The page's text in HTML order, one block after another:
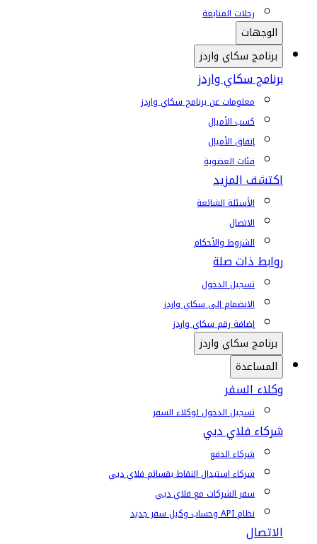
رحلات المتابعة
الوجهات
برنامج سكاي واردز
برنامج سكاي واردز
معلومات عن برنامج سكاي واردز
كسب الأميال
إنفاق الأميال
فئات العضوية
اكتشف المزيد
الأسئلة الشائعة
الاتصال
الشروط والأحكام
روابط ذات صلة
تسجيل الدخول
الانضمام إلى سكاي واردز
إضافة رقم سكاي واردز
برنامج سكاي واردز
المساعدة
وكلاء السفر
تسجيل الدخول لوكلاء السفر
شركاء فلاي دبي
شركاء الدفع
شركاء استبدال النقاط بقسائم فلاي دبي
سفر الشركات مع فلاي دبي
نظام API وحساب وكيل سفر جديد
الاتصال